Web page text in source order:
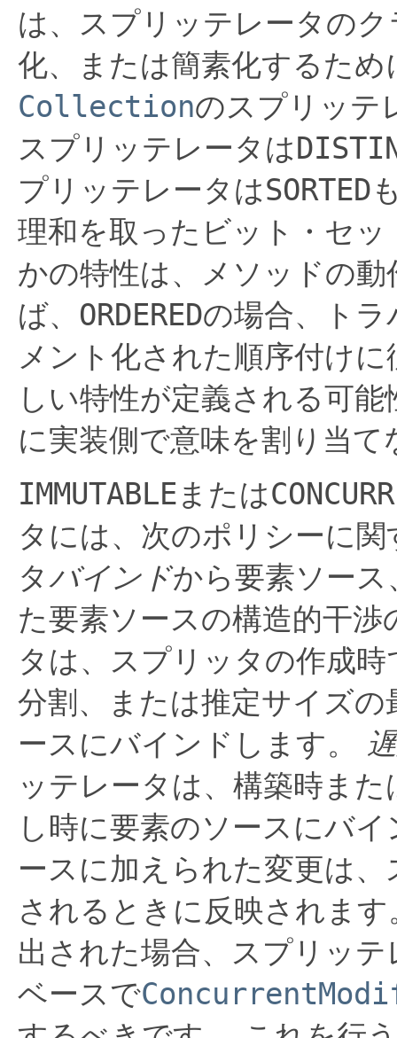
は、スプリッテレータの
化、または簡素化するた
Collectionのスプリッテ
スプリッテレータは
プリッテレータはSORTED
理和を取ったビット・セ
かの特性は、メソッドの
ば、 ORDEREDの場合、ト
メント化された順序付け
しい特性が定義される可
に実装側で意味を割り当
IMMUTABLEまたは
タには、次のポリシーに
タバインドから要素ソー
た要素ソースの構造的干渉
タは、スプリッタの作成
分割、または推定サイズ
ースにバインドします。
ッテレータは、構築時ま
し時に要素のソースにバ
ースに加えられた変更は
されるときに反映されます
出された場合、スプリッ
ベースで